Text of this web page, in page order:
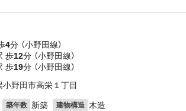
4分 （小野田線）
歩12分 （小野田線）
歩19分 （小野田線）
小野田市高栄１丁目
築年数 新築 建物構造 木造